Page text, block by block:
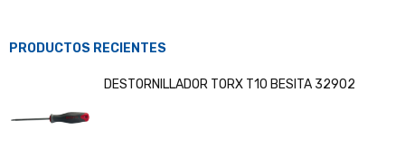
PRODUCTOS RECIENTES
DESTORNILLADOR TORX T10 BESITA 32902